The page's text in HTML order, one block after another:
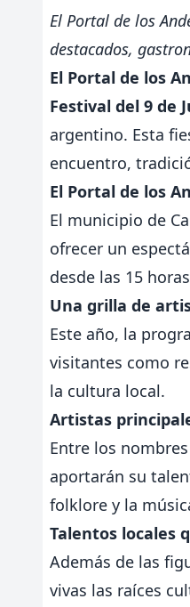
El Portal de los
destacados,
El Portal de los
Festival del 9 de
argentino. Esta
encuentro,
El Portal de los
El municipio de
ofrecer un
desde las 15
Una grilla de
Este año, la
visitantes como
la cultura local.
Artistas
Entre los
aportarán su
folklore y la
Talentos locales
Además de las
vivas las raíces